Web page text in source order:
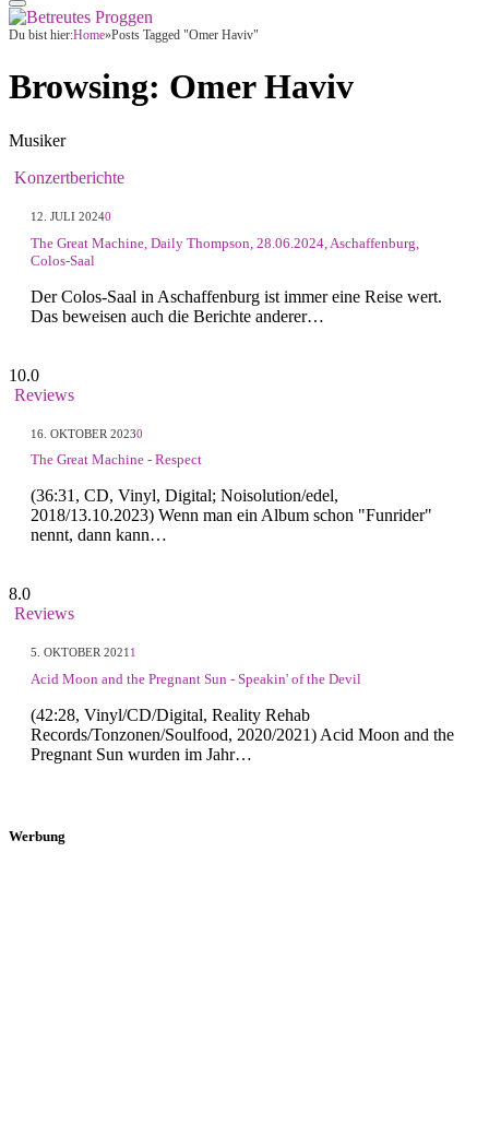
Du bist hier:Home»Posts Tagged "Omer Haviv"
Browsing: Omer Haviv
Musiker
Konzertberichte
12. JULI 20240
The Great Machine, Daily Thompson, 28.06.2024, Aschaffenburg,
Colos-Saal
Der Colos-Saal in Aschaffenburg ist immer eine Reise wert.
Das beweisen auch die Berichte anderer…
10.0
Reviews
16. OKTOBER 20230
The Great Machine - Respect
(36:31, CD, Vinyl, Digital; Noisolution/edel,
2018/13.10.2023) Wenn man ein Album schon "Funrider"
nennt, dann kann…
8.0
Reviews
5. OKTOBER 20211
Acid Moon and the Pregnant Sun - Speakin' of the Devil
(42:28, Vinyl/CD/Digital, Reality Rehab
Records/Tonzonen/Soulfood, 2020/2021) Acid Moon and the
Pregnant Sun wurden im Jahr…
Werbung